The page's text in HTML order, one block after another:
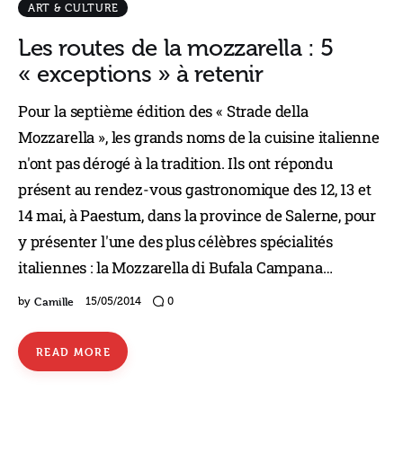
ART & CULTURE
Les routes de la mozzarella : 5
« exceptions » à retenir
Pour la septième édition des « Strade della
Mozzarella », les grands noms de la cuisine italienne
n'ont pas dérogé à la tradition. Ils ont répondu
présent au rendez-vous gastronomique des 12, 13 et
14 mai, à Paestum, dans la province de Salerne, pour
y présenter l'une des plus célèbres spécialités
italiennes : la Mozzarella di Bufala Campana…
by Camille 15/05/2014 0
READ MORE